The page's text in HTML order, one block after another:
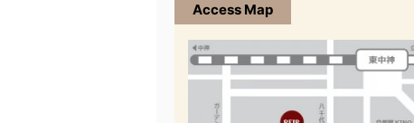
Access Map